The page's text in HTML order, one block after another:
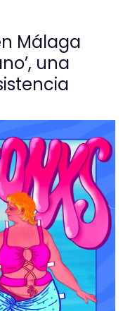
Málaga
una